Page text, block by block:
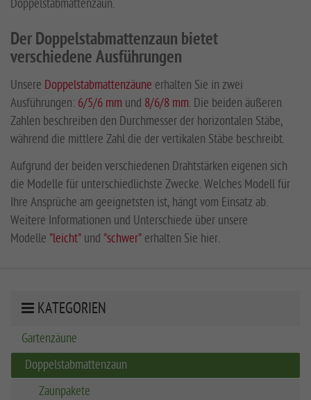
Doppelstabmattenzaun.
Der Doppelstabmattenzaun bietet
verschiedene Ausführungen
Unsere Doppelstabmattenzäune erhalten Sie in zwei
Ausführungen: 6/5/6 mm und 8/6/8 mm. Die beiden äußeren
Zahlen beschreiben den Durchmesser der horizontalen Stäbe,
während die mittlere Zahl die der vertikalen Stäbe beschreibt.
Aufgrund der beiden verschiedenen Drahtstärken eigenen sich
die Modelle für unterschiedlichste Zwecke. Welches Modell für
Ihre Ansprüche am geeignetsten ist, hängt vom Einsatz ab.
Weitere Informationen und Unterschiede über unsere
Modelle "leicht" und "schwer" erhalten Sie hier.
KATEGORIEN
Gartenzäune
Doppelstabmattenzaun
Zaunpakete